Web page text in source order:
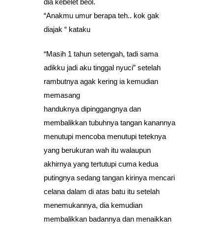
dia kebelet beol.
“Anakmu umur berapa teh.. kok gak
diajak “ kataku
“Masih 1 tahun setengah, tadi sama
adikku jadi aku tinggal nyuci” setelah
rambutnya agak kering ia kemudian
memasang
handuknya dipinggangnya dan
membalikkan tubuhnya tangan kanannya
menutupi mencoba menutupi teteknya
yang berukuran wah itu walaupun
akhirnya yang tertutupi cuma kedua
putingnya sedang tangan kirinya mencari
celana dalam di atas batu itu setelah
menemukannya, dia kemudian
membalikkan badannya dan menaikkan